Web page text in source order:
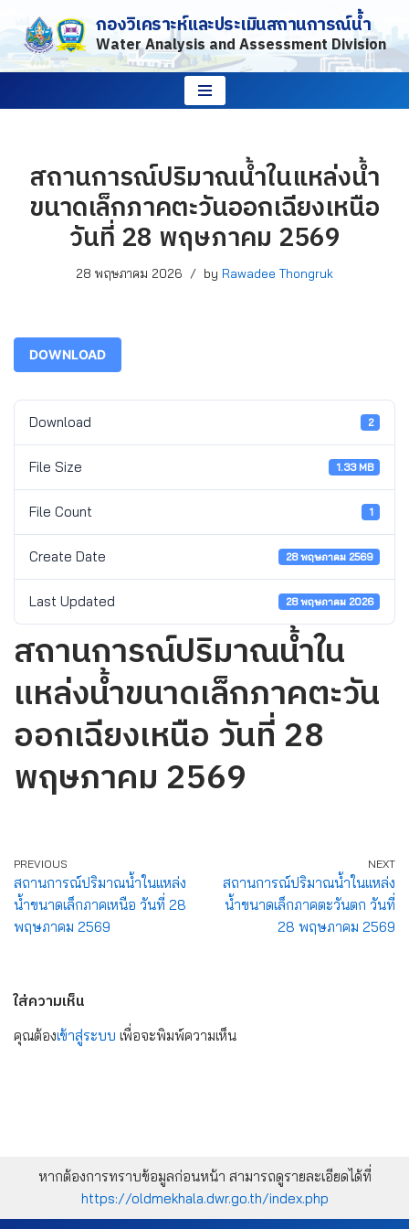
Skip
to
กองวิเคราะห์และประเมินสถานการณ์น้ำ
Water Analysis and Assessment Division
สถานการณ์ปริมาณน้ำในแหล่งน้ำ
ขนาดเล็กภาคตะวันออกเฉียงเหนือ
วันที่ 28 พฤษภาคม 2569
28 พฤษภาคม 2026 by Rawadee Thongruk
DOWNLOAD
Download 2
File Size 1.33 MB
File Count 1
Create Date 28 พฤษภาคม 2569
Last Updated 28 พฤษภาคม 2026
สถานการณ์ปริมาณน้ำใน
แหล่งน้ำขนาดเล็กภาคตะวัน
ออกเฉียงเหนือ วันที่ 28
พฤษภาคม 2569
PREVIOUS
สถานการณ์ปริมาณน้ำในแหล่ง
น้ำขนาดเล็กภาคเหนือ วันที่ 28
พฤษภาคม 2569
NEXT
สถานการณ์ปริมาณน้ำในแหล่ง
น้ำขนาดเล็กภาคตะวันตก วันที่
28 พฤษภาคม 2569
ใส่ความเห็น
คุณต้องเข้าสู่ระบบ เพื่อจะพิมพ์ความเห็น
หากต้องการทราบข้อมูลก่อนหน้า สามารถดูรายละเอียดได้ที่
https://oldmekhala.dwr.go.th/index.php